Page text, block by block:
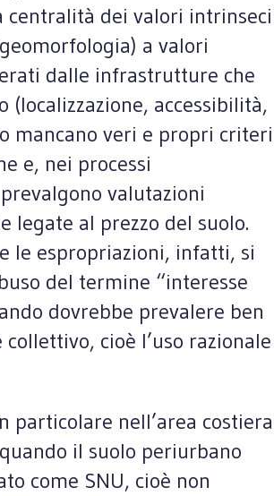
centralità dei valori intrinseci
a valori
dalle infrastrutture che
(localizzazione, accessibilità,
mancano veri e propri criteri
e, nei processi
valutazioni
legate al prezzo del suolo.
le espropriazioni, infatti, si
del termine “interesse
dovrebbe prevalere ben
cioè l’uso razionale
particolare nell’area costiera
il suolo periurbano
come SNU, cioè non